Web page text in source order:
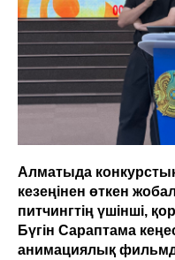
Алматыда конкурстық
кезеңінен өткен
питчингтің үшінші,
Бүгін Сараптама
анимациялық